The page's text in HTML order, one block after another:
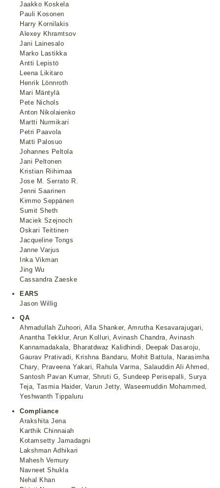
Jaakko Koskela
Pauli Kosonen
Harry Kornilakis
Alexey Khramtsov
Jani Lainesalo
Marko Lastikka
Antti Lepistö
Leena Likitaro
Henrik Lönnroth
Mari Mäntylä
Pete Nichols
Anton Nikolaienko
Martti Nurmikari
Petri Paavola
Matti Palosuo
Johannes Peltola
Jani Peltonen
Kristian Riihimaa
Jose M. Serrato R.
Jenni Saarinen
Kimmo Seppänen
Sumit Sheth
Maciek Szejnoch
Oskari Teittinen
Jacqueline Tongs
Janne Varjus
Inka Vikman
Jing Wu
Cassandra Zaeske
EARS
Jason Willig
QA
Ahmadullah Zuhoori, Alla Shanker, Amrutha Kesavarajugari,
Anantha Tekklur, Arun Kolluri, Avinash Chandra, Avinash
Kannamadakala, Bharatdwaz Kalidhindi, Deepak Dasaroju,
Gaurav Prativadi, Krishna Bandaru, Mohit Battula, Narasimha
Chary, Praveena Yakari, Rahula Varma, Salauddin Ali Ahmed,
Santosh Pavan Kumar, Shruti G, Sundeep Perisepalli, Surya
Teja, Tasmia Haider, Varun Jetty, Waseemuddin Mohammed,
Yeshwanth Tippaluru
Compliance
Arakshita Jena
Karthik Chinnaiah
Kotamsetty Jamadagni
Lakshman Adhikari
Mahesh Vemury
Navneet Shukla
Nehal Khan